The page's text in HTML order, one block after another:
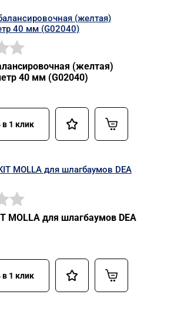
(желтая)
40 мм (G02040)
в 1 клик
MOLLA для шлагбаумов DEA
в 1 клик